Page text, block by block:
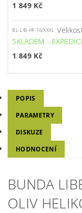
1 849 Kč
BL-LIB-HF-16/XXXL
SKLADEM -
1 849 Kč
POPIS
PARAMETRY
DISKUZE
HODNOCENÍ
BUNDA
OLIV